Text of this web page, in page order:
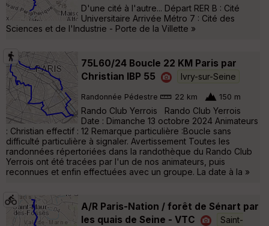
D'une cité à l'autre... Départ RER B : Cité
Universitaire Arrivée Métro 7 : Cité des
Sciences et de l'Industrie - Porte de la Villette »
75L60/24 Boucle 22 KM Paris par
Christian IBP 55
Ivry-sur-Seine
Randonnée Pédestre 22 km 150 m
Rando Club Yerrois Rando Club Yerrois
Date : Dimanche 13 octobre 2024 Animateurs
: Christian effectif : 12 Remarque particulière :Boucle sans
difficulté particulière à signaler. Avertissement Toutes les
randonnées répertoriées dans la randothèque du Rando Club
Yerrois ont été tracées par l'un de nos animateurs, puis
reconnues et enfin effectuées avec un groupe. La date à la »
A/R Paris-Nation / forêt de Sénart par
les quais de Seine - VTC
Saint-